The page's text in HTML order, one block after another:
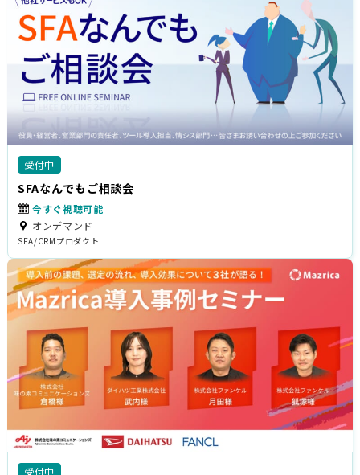
受付中
SFAなんでもご相談会
今すぐ視聴可能
オンデマンド
SFA/CRM プロダクト
受付中